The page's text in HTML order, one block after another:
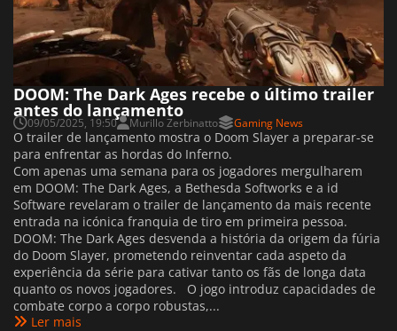
DOOM: The Dark Ages recebe o último trailer
antes do lançamento
09/05/2025, 19:50 Murillo Zerbinatto Gaming News
O trailer de lançamento mostra o Doom Slayer a preparar-se
para enfrentar as hordas do Inferno.
Com apenas uma semana para os jogadores mergulharem
em DOOM: The Dark Ages, a Bethesda Softworks e a id
Software revelaram o trailer de lançamento da mais recente
entrada na icónica franquia de tiro em primeira pessoa.
DOOM: The Dark Ages desvenda a história da origem da fúria
do Doom Slayer, prometendo reinventar cada aspeto da
experiência da série para cativar tanto os fãs de longa data
quanto os novos jogadores. O jogo introduz capacidades de
combate corpo a corpo robustas,...
Ler mais